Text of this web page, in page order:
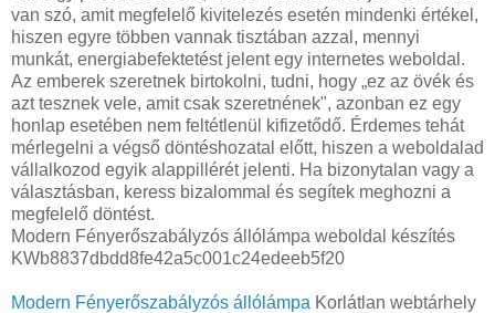
van szó, amit megfelelő kivitelezés esetén mindenki értékel,
hiszen egyre többen vannak tisztában azzal, mennyi
munkát, energiabefektetést jelent egy internetes weboldal.
Az emberek szeretnek birtokolni, tudni, hogy „ez az övék és
azt tesznek vele, amit csak szeretnének", azonban ez egy
honlap esetében nem feltétlenül kifizetődő. Érdemes tehát
mérlegelni a végső döntéshozatal előtt, hiszen a weboldalad
vállalkozod egyik alappillérét jelenti. Ha bizonytalan vagy a
választásban, keress bizalommal és segítek meghozni a
megfelelő döntést.
Modern Fényerőszabályzós állólámpa weboldal készítés
KWb8837dbdd8fe42a5c001c24edeeb5f20
Modern Fényerőszabályzós állólámpa Korlátlan webtárhely